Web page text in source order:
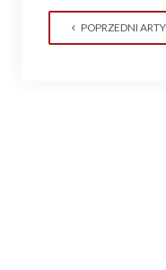
POPRZEDNI